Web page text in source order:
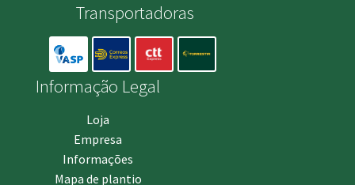
Transportadoras
Informação Legal
Loja
Empresa
Informações
Mapa de plantio